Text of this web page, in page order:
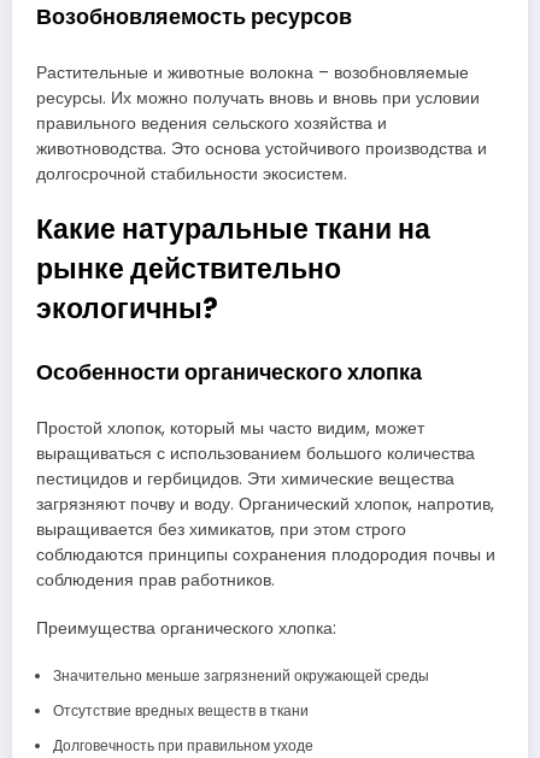
Возобновляемость ресурсов
Растительные и животные волокна – возобновляемые
ресурсы. Их можно получать вновь и вновь при условии
правильного ведения сельского хозяйства и
животноводства. Это основа устойчивого производства и
долгосрочной стабильности экосистем.
Какие натуральные ткани на
рынке действительно
экологичны?
Особенности органического хлопка
Простой хлопок, который мы часто видим, может
выращиваться с использованием большого количества
пестицидов и гербицидов. Эти химические вещества
загрязняют почву и воду. Органический хлопок, напротив,
выращивается без химикатов, при этом строго
соблюдаются принципы сохранения плодородия почвы и
соблюдения прав работников.
Преимущества органического хлопка:
Значительно меньше загрязнений окружающей среды
Отсутствие вредных веществ в ткани
Долговечность при правильном уходе